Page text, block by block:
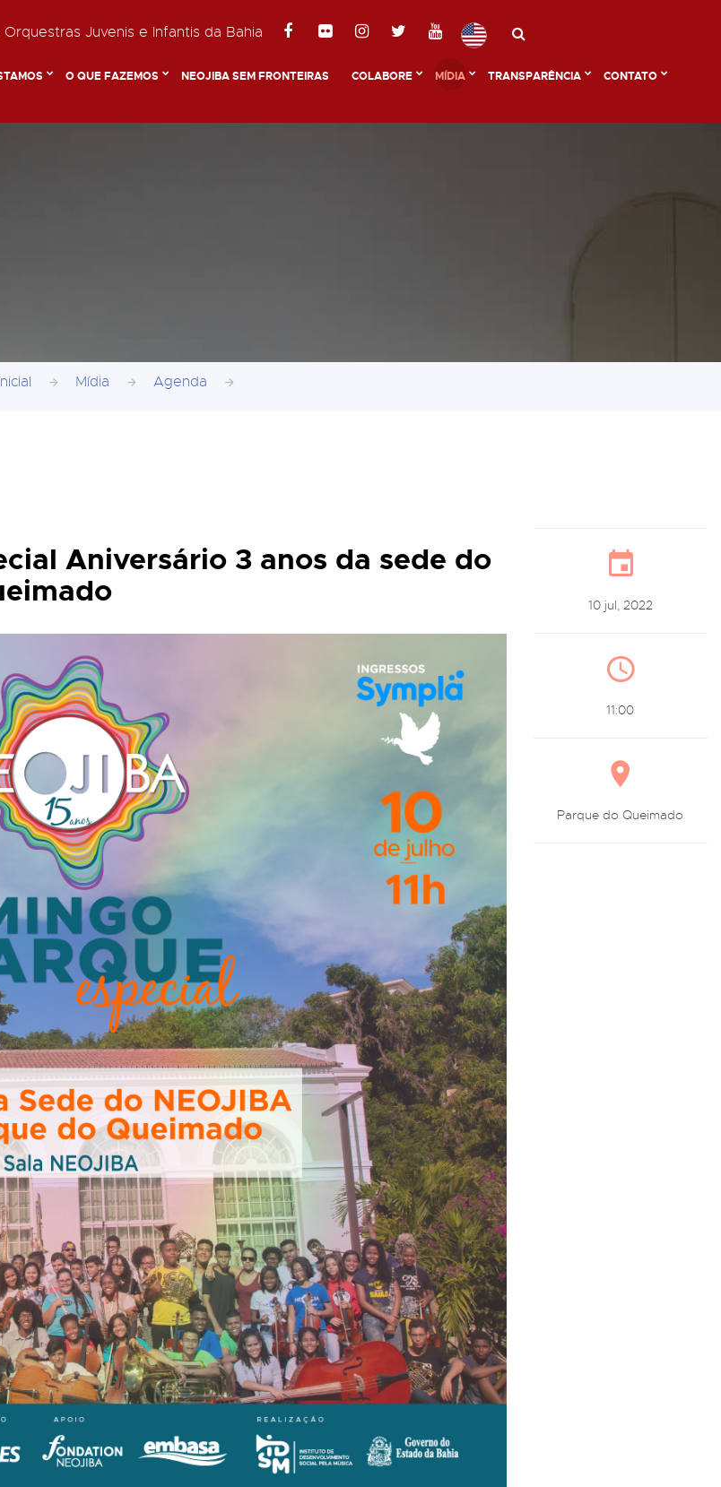
Juvenis e Infantis da Bahia
O QUE FAZEMOS NEOJIBA SEM FRONTEIRAS COLABORE MÍDIA TRANSPARÊNCIA CONTATO
Mídia Agenda
Aniversário 3 anos da sede do
10 jul, 2022
11:00
Parque do Queimado